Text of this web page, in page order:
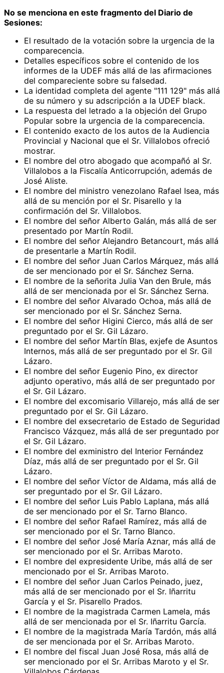
No se menciona en este fragmento del Diario de
Sesiones:
El resultado de la votación sobre la urgencia de la
comparecencia.
Detalles específicos sobre el contenido de los
informes de la UDEF más allá de las afirmaciones
del compareciente sobre su falsedad.
La identidad completa del agente "111 129" más allá
de su número y su adscripción a la UDEF black.
La respuesta del letrado a la objeción del Grupo
Popular sobre la urgencia de la comparecencia.
El contenido exacto de los autos de la Audiencia
Provincial y Nacional que el Sr. Villalobos ofreció
mostrar.
El nombre del otro abogado que acompañó al Sr.
Villalobos a la Fiscalía Anticorrupción, además de
José Aliste.
El nombre del ministro venezolano Rafael Isea, más
allá de su mención por el Sr. Pisarello y la
confirmación del Sr. Villalobos.
El nombre del señor Alberto Galán, más allá de ser
presentado por Martín Rodil.
El nombre del señor Alejandro Betancourt, más allá
de presentarle a Martín Rodil.
El nombre del señor Juan Carlos Márquez, más allá
de ser mencionado por el Sr. Sánchez Serna.
El nombre de la señorita Julia Van den Brule, más
allá de ser mencionada por el Sr. Sánchez Serna.
El nombre del señor Alvarado Ochoa, más allá de
ser mencionado por el Sr. Sánchez Serna.
El nombre del señor Higini Cierco, más allá de ser
preguntado por el Sr. Gil Lázaro.
El nombre del señor Martín Blas, exjefe de Asuntos
Internos, más allá de ser preguntado por el Sr. Gil
Lázaro.
El nombre del señor Eugenio Pino, ex director
adjunto operativo, más allá de ser preguntado por
el Sr. Gil Lázaro.
El nombre del excomisario Villarejo, más allá de ser
preguntado por el Sr. Gil Lázaro.
El nombre del exsecretario de Estado de Seguridad
Francisco Vázquez, más allá de ser preguntado por
el Sr. Gil Lázaro.
El nombre del exministro del Interior Fernández
Díaz, más allá de ser preguntado por el Sr. Gil
Lázaro.
El nombre del señor Víctor de Aldama, más allá de
ser preguntado por el Sr. Gil Lázaro.
El nombre del señor Luis Pablo Laplana, más allá
de ser mencionado por el Sr. Tarno Blanco.
El nombre del señor Rafael Ramírez, más allá de
ser mencionado por el Sr. Tarno Blanco.
El nombre del señor José María Aznar, más allá de
ser mencionado por el Sr. Arribas Maroto.
El nombre del expresidente Uribe, más allá de ser
mencionado por el Sr. Arribas Maroto.
El nombre del señor Juan Carlos Peinado, juez,
más allá de ser mencionado por el Sr. Iñarritu
García y el Sr. Pisarello Prados.
El nombre de la magistrada Carmen Lamela, más
allá de ser mencionada por el Sr. Iñarritu García.
El nombre de la magistrada María Tardón, más allá
de ser mencionada por el Sr. Arribas Maroto.
El nombre del fiscal Juan José Rosa, más allá de
ser mencionado por el Sr. Arribas Maroto y el Sr.